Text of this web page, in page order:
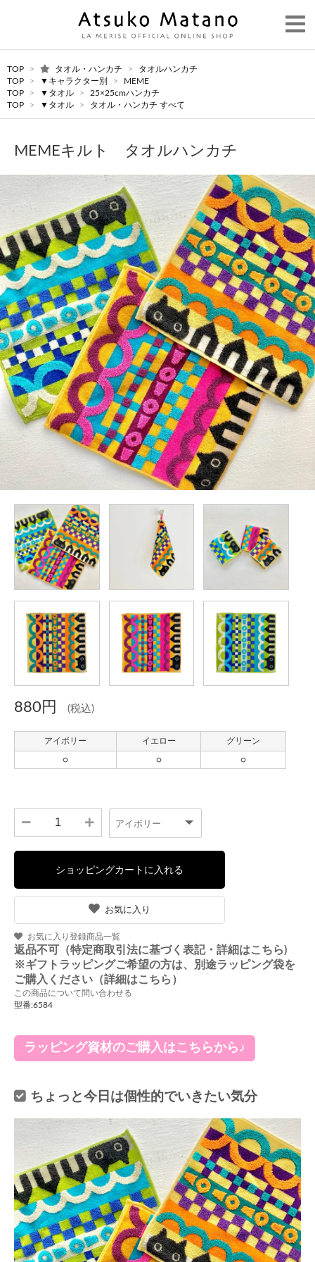
TOP > タオル・ハンカチ >
タオルハンカチ
TOP
> ▼キャラクター別 >
MEME
TOP
> ▼タオル >
25×25cmハンカチ
TOP
> ▼タオル > タオル・ハンカチ すべて
MEMEキルト タオルハンカチ
880円 (税込)
お気に入り
お気に入り登録商品一覧
返品不可（特定商取引法に基づく表記・詳細はこちら)
※ギフトラッピングご希望の方は、別途ラッピング袋を
ご購入ください（詳細はこちら）
この商品について問い合わせる
型番:6584
ラッピング資材のご購入はこちらから♪
ちょっと今日は個性的でいきたい気分